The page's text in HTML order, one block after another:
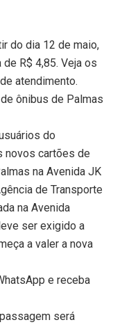
do dia 12 de maio,
R$ 4,85. Veja os
atendimento.
ônibus de Palmas
do
novos cartões de
na Avenida JK
de Transporte
na Avenida
ser exigido a
a valer a nova
e receba
será